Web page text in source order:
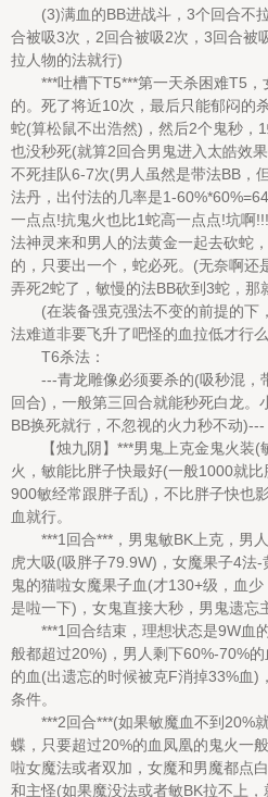
(3)满血的BB进战斗，3个回合不拉
合被吸3次，2回合被吸2次，3回合被
拉人物的法就行)
***吐槽下T5***第一天杀困难T5，
的。死了将近10次，最后只能郁闷的
蛇(算松鼠不出浩然)，然后2个鬼秒，
也没秒死(就算2回合男鬼进入太皓效
不死挂队6-7次(男人虽然是带法BB，
法丹，出付法的几率是1-
一点点!抗鬼火也比1蛇高一点点!坑啊
法神灵来和男人的法黄金一起去砍蛇
的，只要出一个，蛇必死。(无奈啊还
弄死2蛇了，敏慢的法BB砍到3蛇，那
(在装备强克强法不变的前提的下
法难道非要飞升了吧怪的血拉低才行
T6杀法：
---青龙雕像必须要杀的(吸秒混，
回合)，一般第三回合就能秒死白龙。
BB换死就行，不忽视的火力秒不动)---
【烛九阴】***男鬼上克金鬼火装(
火，敏能比胖子快最好(一般1000就
900敏经常跟胖子乱)，不比胖子快也
血就行。
***1回合***，男鬼敏BK上克，男人
虎大吸(吸胖子79.9W)，女魔果子4法
鬼的猫啦女魔果子血(才130+级，血
是啦一下)，女鬼直接大秒，男鬼遗忘
***1回合结束，理想状态是9W血
般都超过20%)，男人剩下60%-70%
的血(出遗忘的时候被克F消掉33%血)
条件。
***2回合***(如果敏魔血不到20%
蝶，只要超过20%的血凤凰的鬼火一
啦女魔法或者双加，女魔和男魔都点
和主怪(如果魔没法或者敏BK拉不上